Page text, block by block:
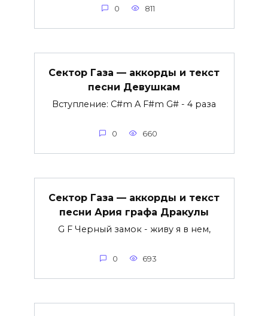
0 811
Сектор Газа — аккорды и текст
песни Девушкам
Вступление: C#m A F#m G# - 4 раза
0 660
Сектор Газа — аккорды и текст
песни Ария графа Дракулы
G F Черный замок - живу я в нем,
0 693